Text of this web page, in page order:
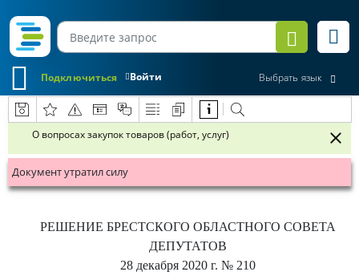
Войти
Подключиться Выбрать язык
О вопросах закупок товаров (работ, услуг)
Документ утратил силу
РЕШЕНИЕ БРЕСТСКОГО ОБЛАСТНОГО СОВЕТА
ДЕПУТАТОВ
28 декабря 2020 г. № 210